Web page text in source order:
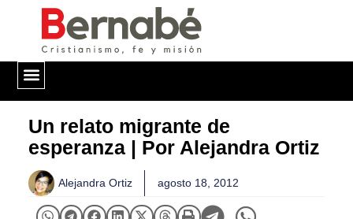
Un relato migrante de
esperanza | Por Alejandra Ortiz
Alejandra Ortiz agosto 18, 2012